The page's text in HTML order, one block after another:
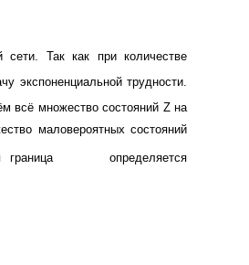
сети. Так как при количестве
экспоненциальной трудности.
всё множество состояний Z на
маловероятных состояний
граница
определяется